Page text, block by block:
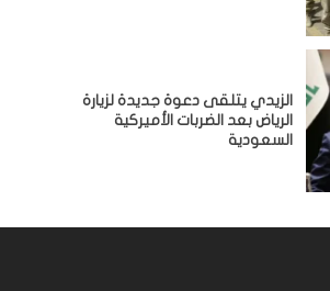
الزيدي يتلقى دعوة جديدة لزيارة
الرياض بعد الضربات الأميركية
السعودية